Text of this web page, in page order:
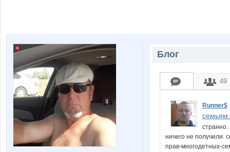
Блог
49
Runner$
семьям.
странно.
ничего не получили.
прав-многодетных-